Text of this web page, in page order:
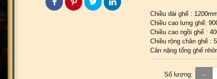
Chiều dài ghế :
Chiều cao lưng ghế:
Chiều cao ngồi ghế :
Chiều rộng chân ghế :
Cân nặng tổng ghế
Số lượng: -